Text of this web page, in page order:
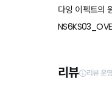
다잉 이펙트의